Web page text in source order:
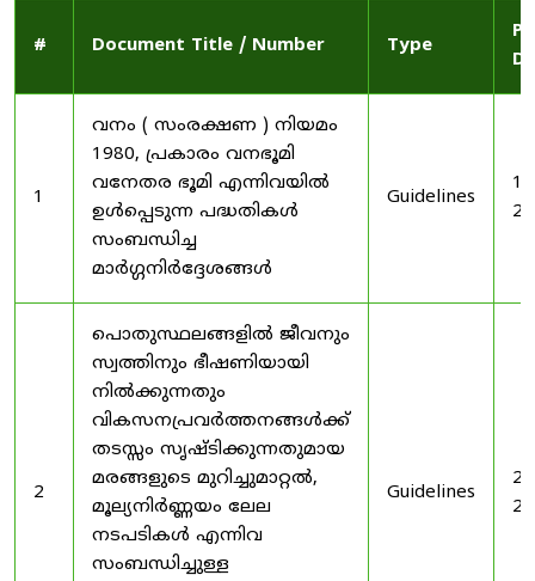
# Document Title / Number Type
1
വനം ( സംരക്ഷണ ) നിയമം
1980, പ്രകാരം വനഭൂമി
വനേതര ഭൂമി എന്നിവയിൽ
ഉൾപ്പെടുന്ന പദ്ധതികൾ
സംബന്ധിച്ച
മാർഗ്ഗനിർദ്ദേശങ്ങൾ
Guidelines
2
പൊതുസ്ഥലങ്ങളിൽ ജീവനും
സ്വത്തിനും ഭീഷണിയായി
നിൽക്കുന്നതും
വികസനപ്രവർത്തനങ്ങൾക്ക്
തടസ്സം സൃഷ്ടിക്കുന്നതുമായ
മരങ്ങളുടെ മുറിച്ചുമാറ്റൽ,
മൂല്യനിർണ്ണയം ലേല
നടപടികൾ എന്നിവ
സംബന്ധിച്ചുള്ള
Guidelines